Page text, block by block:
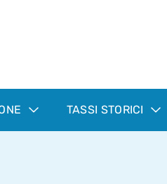
TASSI STORICI